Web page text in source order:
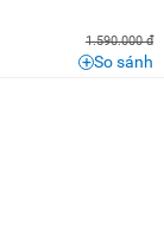
1.590.000 đ
So sánh